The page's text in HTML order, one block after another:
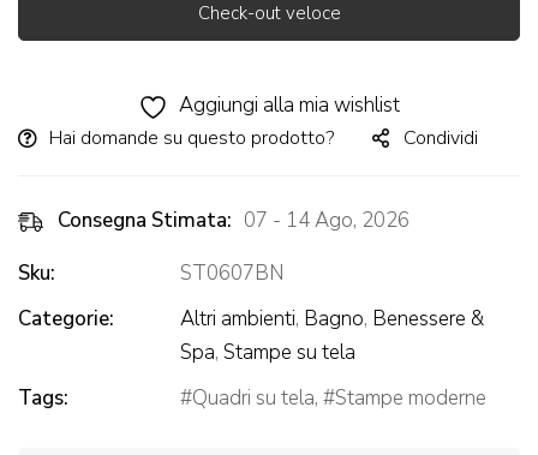
Check-out veloce
Aggiungi alla mia wishlist
Hai domande su questo prodotto? Condividi
Consegna Stimata: 07 - 14 Ago, 2026
Sku:
ST0607BN
Categorie:
Altri ambienti, Bagno, Benessere &
Spa, Stampe su tela
Tags:
Quadri su tela, Stampe moderne